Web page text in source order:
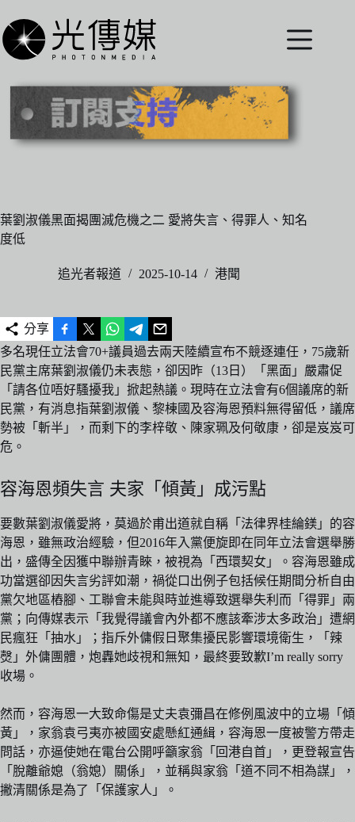
至
主
內
葉劉淑儀黑面揭團滅危機之二 愛將失言、得罪人、知名
度低
追光者報道 2025-10-14 港聞
分享
多名現任立法會70+議員過去兩天陸續宣布不競逐連任，75歲新
民黨主席葉劉淑儀仍未表態，卻因昨（13日）「黑面」嚴肅促
「請各位唔好騷擾我」掀起熱議。現時在立法會有6個議席的新
民黨，有消息指葉劉淑儀、黎棟國及容海恩預料無得留低，議席
勢被「斬半」，而剩下的李梓敬、陳家珮及何敬康，卻是岌岌可
危。
容海恩頻失言 夫家「傾黃」成污點
要數葉劉淑儀愛將，莫過於甫出道就自稱「法律界桂綸鎂」的容
海恩，雖無政治經驗，但2016年入黨便旋即在同年立法會選舉勝
出，盛傳全因獲中聯辦青睞，被視為「西環契女」。容海恩雖成
功當選卻因失言劣評如潮，禍從口出例子包括候任期間分析自由
黨欠地區樁腳、工聯會未能與時並進導致選舉失利而「得罪」兩
黨；向傳媒表示「我覺得議會內外都不應該牽涉太多政治」遭網
民瘋狂「抽水」；指斥外傭假日聚集擾民影響環境衛生，「辣
㷫」外傭團體，炮轟她歧視和無知，最終要致歉I’m really sorry
收場。
然而，容海恩一大致命傷是丈夫袁彌昌在修例風波中的立場「傾
黃」，家翁袁弓夷亦被國安處懸紅通緝，容海恩一度被警方帶走
問話，亦逼使她在電台公開呼籲家翁「回港自首」，更登報宣告
「脫離爺媳（翁媳）關係」，並稱與家翁「道不同不相為謀」，
撇清關係是為了「保護家人」。